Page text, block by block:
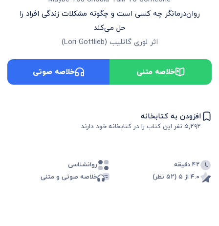
روان‌درمانگر چه کسی است و چگونه مشکلات زندگی افراد را
حل می‌کند
اثر لوری گاتلیب (
Lori Gottlieb
)
خلاصه متنی خلاصه صوتی
افزودن به کتابخانه
۵,۲۹۲ نفر این کتاب را در کتابخانه خود دارند
۴۲ دقیقه
روانشناسی
۴.۰ از ۵ (۵۲ نظر)
خلاصه صوتی و متنی